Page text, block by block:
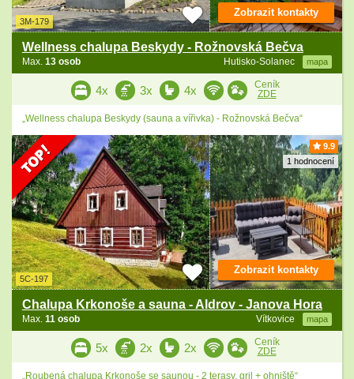
3M-179
Wellness chalupa Beskydy - Rožnovská Bečva
Hutisko-Solanec mapa
Max. 13 osob
Zobrazit kontakty
4x 3x 4x
Ceník
ZDE
„Wellness chalupa Beskydy (sauna a vířivka) - Rožnovská Bečva“
9.9
1 hodnocení
5C-197
Chalupa Krkonoše a sauna - Aldrov - Janova Hora
Vítkovice mapa
Max. 11 osob
Zobrazit kontakty
5x 2x 2x
Ceník
ZDE
„Roubená chalupa Krkonoše se saunou - 2 terasy, gril + ohniště“